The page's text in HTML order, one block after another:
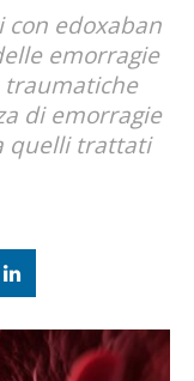
edoxaban
emorragie
di emorragie
quelli trattati